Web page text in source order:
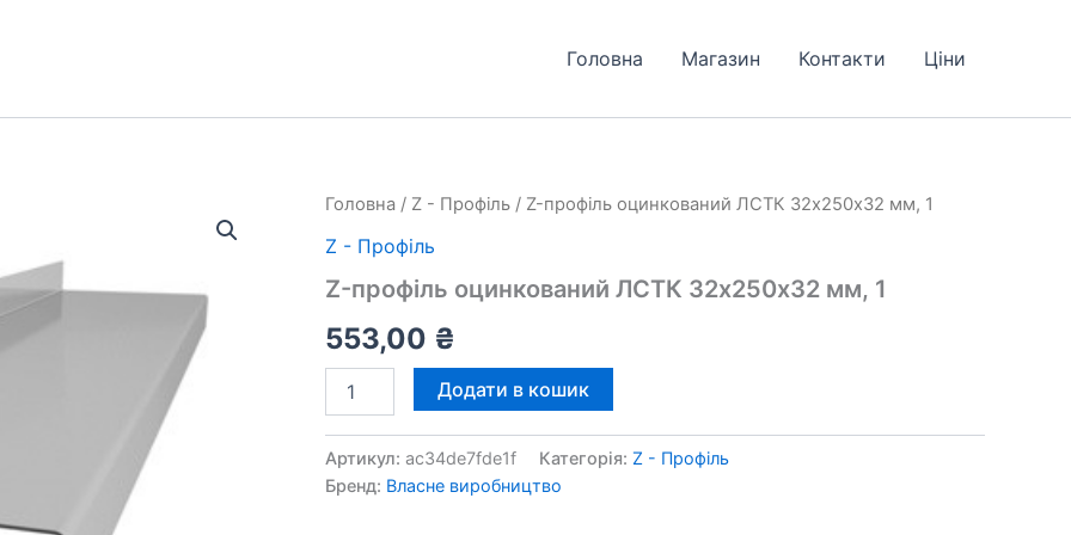
Головна Магазин Контакти Ціни
Головна / Z - Профіль / Z-профіль оцинкований ЛСТК 32х250х32 мм, 1
Z - Профіль
Z-профіль оцинкований ЛСТК 32х250х32 мм, 1
553,00 ₴
профіль
ЛСТК
32х250х32
мм,
Додати в кошик
Артикул: ac34de7fde1f Категорія: Z - Профіль
Бренд: Власне виробництво